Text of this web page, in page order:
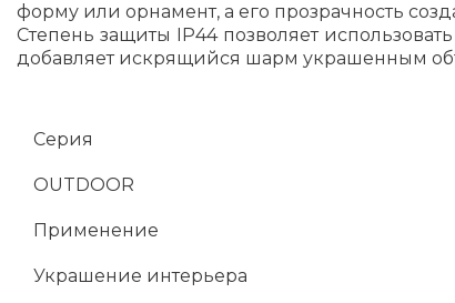
форму или орнамент, а его прозрачность
Степень защиты IP44 позволяет
добавляет искрящийся шарм украшенным
Серия
OUTDOOR
Применение
Украшение интерьера